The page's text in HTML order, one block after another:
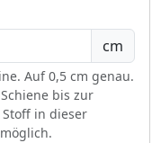
cm
Auf 0,5 cm genau.
bis zur
in dieser